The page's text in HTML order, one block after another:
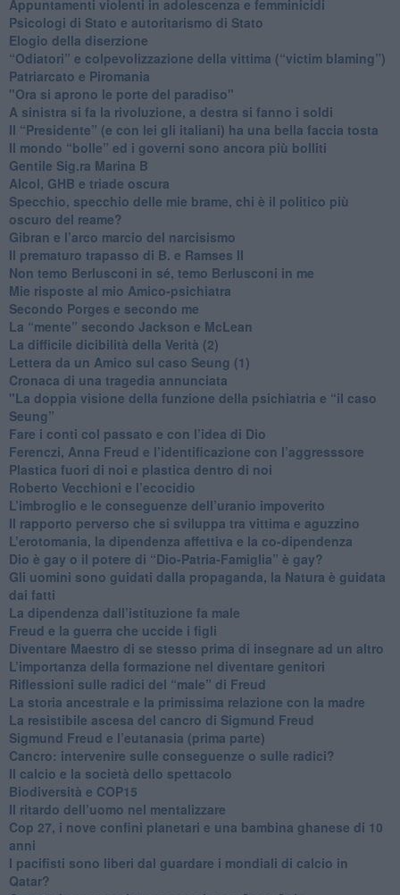
​Appuntamenti violenti in adolescenza e femminicidi
​Psicologi di Stato e autoritarismo di Stato
Elogio della diserzione
“Odiatori” e colpevolizzazione della vittima (“victim blaming”)
​Patriarcato e Piromania
"Ora si aprono le porte del paradiso"
​A sinistra si fa la rivoluzione, a destra si fanno i soldi
​Il “Presidente” (e con lei gli italiani) ha una bella faccia tosta
​Il mondo “bolle” ed i governi sono ancora più bolliti
​Gentile Sig.ra Marina B
​Alcol, GHB e triade oscura
​Specchio, specchio delle mie brame, chi è il politico più
oscuro del reame?
​Gibran e l’arco marcio del narcisismo
​Il prematuro trapasso di B. e Ramses II
​Non temo Berlusconi in sé, temo Berlusconi in me
​Mie risposte al mio Amico-psichiatra
​Secondo Porges e secondo me
​La “mente” secondo Jackson e McLean
La difficile dicibilità della Verità (2)
​Lettera da un Amico sul caso Seung (1)
​Cronaca di una tragedia annunciata
"​La doppia visione della funzione della psichiatria e “il caso
Seung”
​Fare i conti col passato e con l’idea di Dio
​Ferenczi, Anna Freud e l’identificazione con l’aggresssore
Plastica fuori di noi e plastica dentro di noi
​Roberto Vecchioni e l’ecocidio
​L’imbroglio e le conseguenze dell’uranio impoverito
​Il rapporto perverso che si sviluppa tra vittima e aguzzino
L’erotomania, la dipendenza affettiva e la co-dipendenza
​Dio è gay o il potere di “Dio-Patria-Famiglia” è gay?
​Gli uomini sono guidati dalla propaganda, la Natura è guidata
dai fatti
La dipendenza dall’istituzione fa male
​Freud e la guerra che uccide i figli
​Diventare Maestro di se stesso prima di insegnare ad un altro
L’importanza della formazione nel diventare genitori
Riflessioni sulle radici del “male” di Freud
​La storia ancestrale e la primissima relazione con la madre
​La resistibile ascesa del cancro di Sigmund Freud
Sigmund Freud e l’eutanasia (prima parte)
Cancro: intervenire sulle conseguenze o sulle radici?
​Il calcio e la società dello spettacolo
Biodiversità e COP15
​Il ritardo dell’uomo nel mentalizzare
​Cop 27, i nove confini planetari e una bambina ghanese di 10
anni
​I pacifisti sono liberi dal guardare i mondiali di calcio in
Qatar?